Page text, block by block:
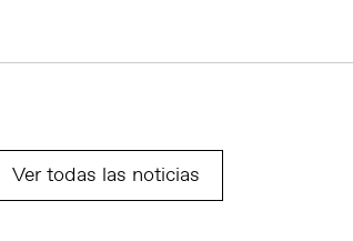
Ver todas las noticias